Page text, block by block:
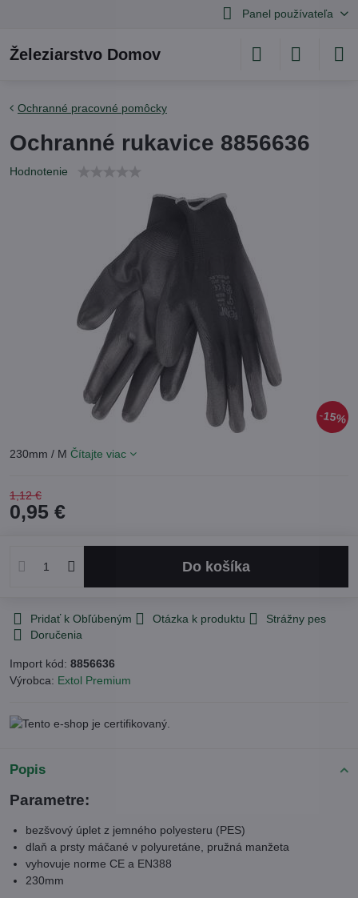
Panel používateľa
Železiarstvo Domov
15%
Ochranné pracovné pomôcky
Ochranné rukavice 8856636
Hodnotenie
230mm / M Čítajte viac
1,12 €
0,95 €
Do košíka
Pridať k Obľúbeným Otázka k produktu
Strážny pes
Doručenia
Import kód: 8856636
Výrobca: Extol Premium
Popis
Parametre:
bezšvový úplet z jemného polyesteru (PES)
dlaň a prsty máčané v polyuretáne, pružná manžeta
vyhovuje norme CE a EN388
230mm